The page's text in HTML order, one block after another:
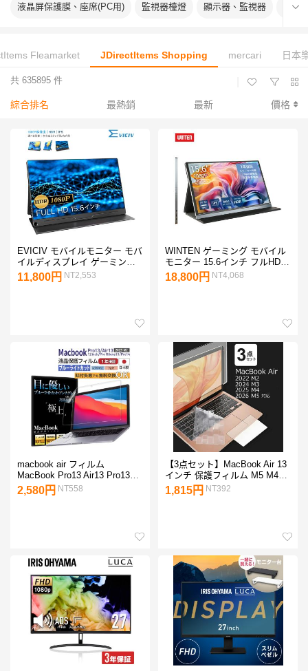
液晶屏保護膜、座席(PC用) 監視器檯燈 顯示器、監視器 顯示
Fleamarket JDirectItems Shopping mercari 日本
共 635895 件
綜合排名 最熱銷 最新 價格
EVICIV モバイルモニター モバ
イルディスプレイ ゲーミング
モニター 15.6インチ Full HD
高画質 Type-C VESA Switch対
11,800円 NT2,553
WINTEN ゲーミング モバイル
モニター 15.6インチ フルHD
Type-C/HDMI接続 PS5/Switch
iPhone ノングレア WT-156H2-
18,800円 NT4,068
macbook air フィルム
MacBook Pro13 Air13 Pro13
2022 M2搭載 保護フィルム ブ
ルーライトカット アンチグレ
2,580円 NT558
【3点セット】MacBook Air 13
インチ 保護フィルム M5 M4
M3 M2 対応 ブルーライトカッ
ト キーボードカバー タッチパ
1,815円 NT392